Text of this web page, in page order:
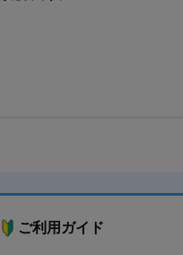
ご利用ガイド